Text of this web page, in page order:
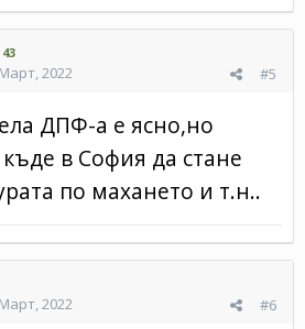
43
#5
2022
ДПФ-а е ясно,но
в София да стане
по махането и т.н..
#6
2022